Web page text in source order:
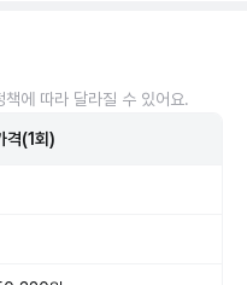
에 따라 달라질 수 있어요.
격(1회)